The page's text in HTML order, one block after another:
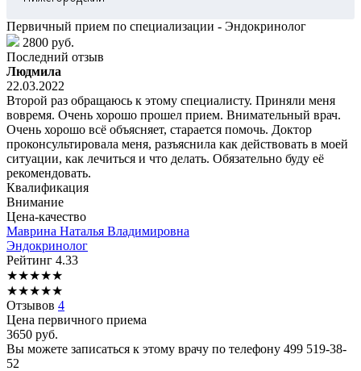
Первичный прием по специализации - Эндокринолог
2800 руб.
Последний отзыв
Людмила
22.03.2022
Второй раз обращаюсь к этому специалисту. Приняли меня
вовремя. Очень хорошо прошел прием. Внимательный врач.
Очень хорошо всё объясняет, старается помочь. Доктор
проконсультировала меня, разъяснила как действовать в моей
ситуации, как лечиться и что делать. Обязательно буду её
рекомендовать.
Квалификация
Внимание
Цена-качество
Маврина Наталья Владимировна
Эндокринолог
Рейтинг 4.33
★★★★★
★★★★★
Отзывов 4
Цена первичного приема
3650 руб.
Вы можете записаться к этому врачу по телефону 499 519-38-
52